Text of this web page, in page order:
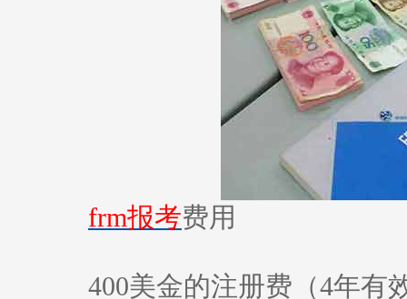
frm报考费用
400美金的注册费（4年有